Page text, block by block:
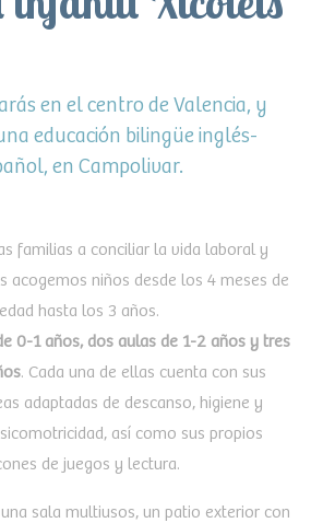
en el centro de Valencia, y
educación bilingüe inglés-
en Campolivar.
familias a conciliar la vida laboral y
acogemos niños desde los 4 meses de
edad hasta los 3 años.
0-1 años, dos aulas de 1-2 años y tres
. Cada una de ellas cuenta con sus
adaptadas de descanso, higiene y
así como sus propios
de juegos y lectura.
sala multiusos, un patio exterior con